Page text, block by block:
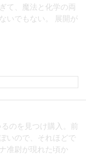
て、魔法と化学の両
いでもない。 展開が
のを見つけ購入。前
いので、それほどで
准尉が現れた頃か